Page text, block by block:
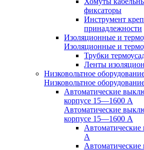
фиксаторы
Инструмент
принадлежности
Изоляционные и
Изоляционные и
Трубки
Ленты
Низковольтное
Низковольтное
Автоматические
корпусе 15—1600 А
Автоматические
корпусе 15—1600 А
А